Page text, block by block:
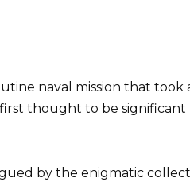
naval mission that took
thought to be
by the enigmatic